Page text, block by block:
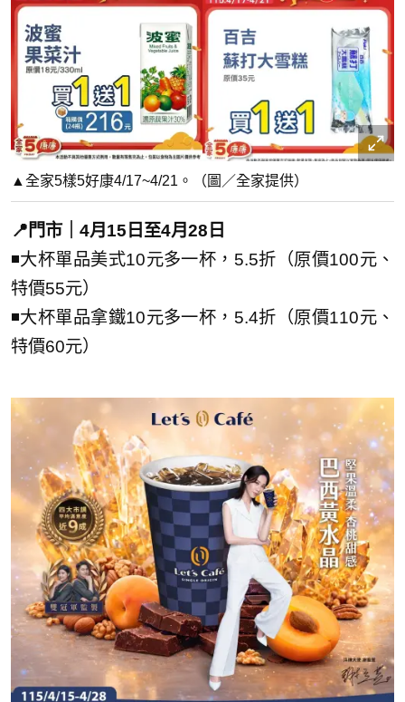
▲全家5樣5好康4/17~4/21。（圖／全家提供）
📍門市｜4月15日至4月28日
◾大杯單品美式10元多一杯，5.5折（原價100元、
特價55元）
◾大杯單品拿鐵10元多一杯，5.4折（原價110元、
特價60元）